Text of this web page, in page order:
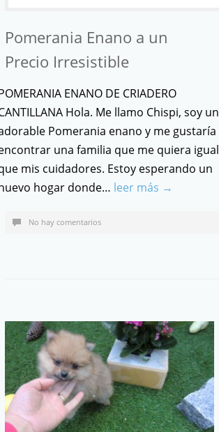
Pomerania Enano a un
Precio Irresistible
ENANO DE CRIADERO
Hola. Me llamo Chispi, soy un
Pomerania enano y me gustaría
una familia que me quiera igual
mis cuidadores. Estoy esperando un
hogar donde… leer más →
No hay comentarios